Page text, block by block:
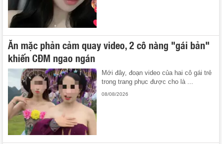
Ăn mặc phản cảm quay video, 2 cô nàng "gái bản"
khiến CĐM ngao ngán
Mới đây, đoạn video của hai cô gái trẻ
trong trang phục được cho là ...
08/08/2026